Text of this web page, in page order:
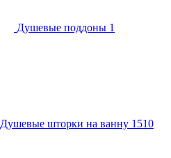
Душевые поддоны 1
Душевые шторки на ванну 1510